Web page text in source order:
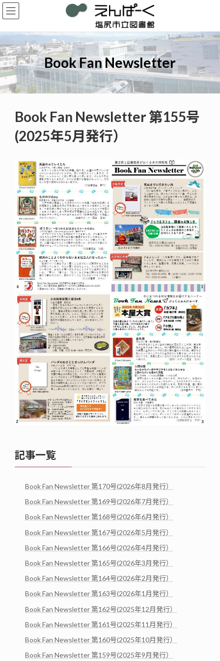
コ
ン
ン
ツ
へ
ス
キ
ッ
プ
ナ
ビ
ー
シ
ョ
ン
に
移
動
Book Fan Newsletter
Book Fan Newsletter 第155号
(2025年5月発行）
記事一覧
Book Fan Newsletter 第170号(2026年8月発行）
Book Fan Newsletter 第169号(2026年7月発行）
Book Fan Newsletter 第168号(2026年6月発行）
Book Fan Newsletter 第167号(2026年5月発行）
Book Fan Newsletter 第166号(2026年4月発行）
Book Fan Newsletter 第165号(2026年3月発行）
Book Fan Newsletter 第164号(2026年2月発行）
Book Fan Newsletter 第163号(2026年1月発行）
Book Fan Newsletter 第162号(2025年12月発行）
Book Fan Newsletter 第161号(2025年11月発行）
Book Fan Newsletter 第160号(2025年10月発行）
Book Fan Newsletter 第159号(2025年9月発行）